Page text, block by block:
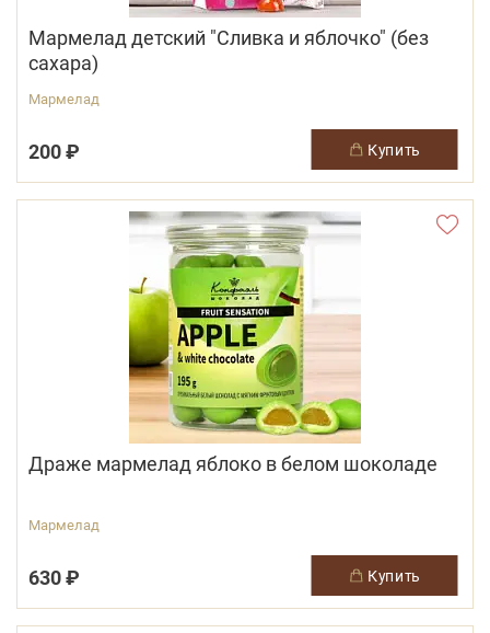
Мармелад детский "Сливка и яблочко" (без
сахара)
Мармелад
200 ₽ купить
Драже мармелад яблоко в белом шоколаде
Мармелад
630 ₽ купить